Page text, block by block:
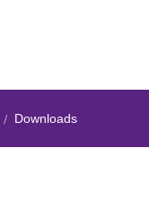
Downloads